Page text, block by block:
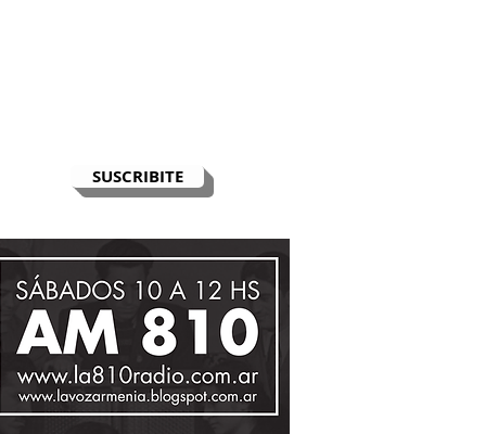
SUSCRIBITE